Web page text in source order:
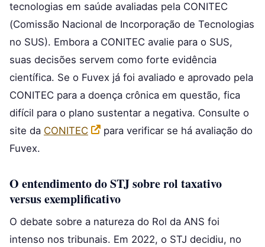
tecnologias em saúde avaliadas pela CONITEC
(Comissão Nacional de Incorporação de Tecnologias
no SUS). Embora a CONITEC avalie para o SUS,
suas decisões servem como forte evidência
científica. Se o Fuvex já foi avaliado e aprovado pela
CONITEC para a doença crônica em questão, fica
difícil para o plano sustentar a negativa. Consulte o
site da CONITEC
para verificar se há avaliação do
Fuvex.
O entendimento do STJ sobre rol taxativo
versus exemplificativo
O debate sobre a natureza do Rol da ANS foi
intenso nos tribunais. Em 2022, o STJ decidiu, no